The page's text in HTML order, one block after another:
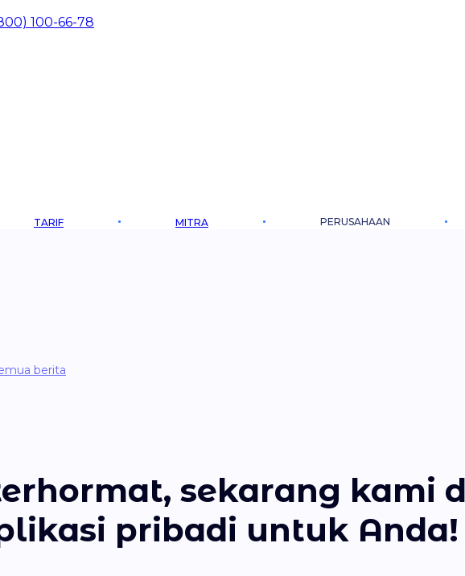
100-66-78
TARIF MITRA PERUSAHAAN
berita
sekarang kami
pribadi untuk Anda!